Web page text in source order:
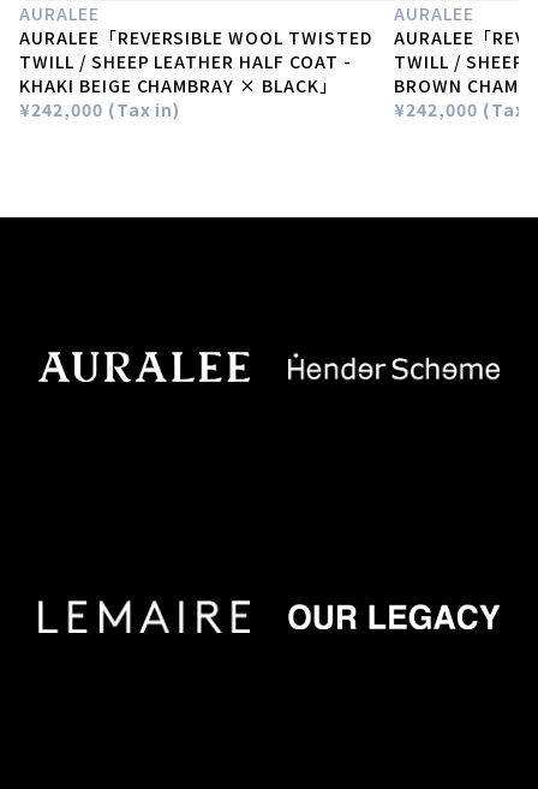
AURALEE
AURALEE「REVERSIBLE WOOL TWISTED
TWILL / SHEEP LEATHER HALF COAT -
KHAKI BEIGE CHAMBRAY × BLACK」
¥242,000 (Tax in)
AURALEE
AURALEE「
TWILL / SHEEP
BROWN
¥242,000 (Tax